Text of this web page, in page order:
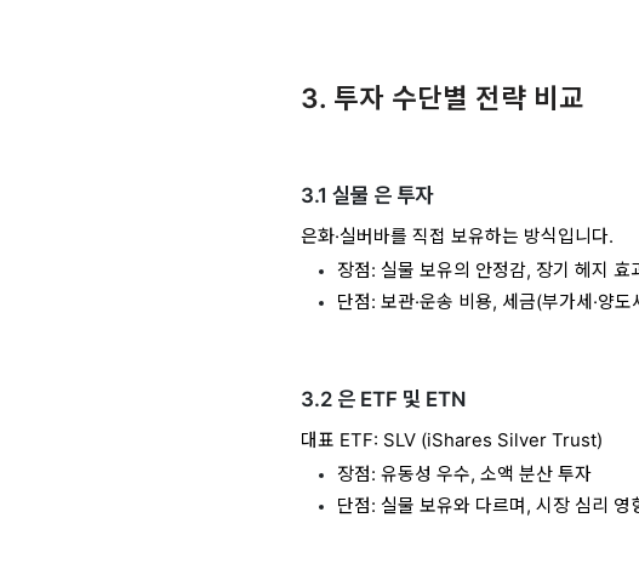
3. 투자 수단별 전략 비교
3.1 실물 은 투자
은화·실버바를 직접 보유하는 방식입니다.
장점: 실물 보유의 안정감, 장기 헤지 효
단점: 보관·운송 비용, 세금(부가세·양도
3.2 은 ETF 및 ETN
대표 ETF: SLV (iShares Silver Trust)
장점: 유동성 우수, 소액 분산 투자
단점: 실물 보유와 다르며, 시장 심리 영